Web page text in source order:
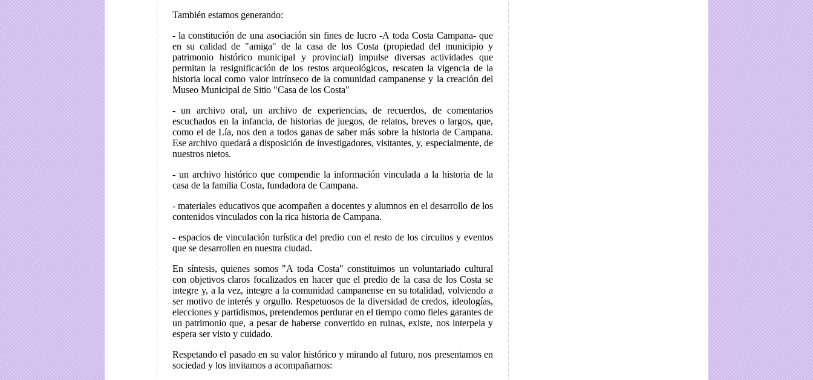
También estamos generando:
- la constitución de una asociación sin fines de lucro -A toda Costa Campana- que
en su calidad de "amiga" de la casa de los Costa (propiedad del municipio y
patrimonio histórico municipal y provincial) impulse diversas actividades que
permitan la resignificación de los restos arqueológicos, rescaten la vigencia de la
historia local como valor intrínseco de la comunidad campanense y la creación del
Museo Municipal de Sitio "Casa de los Costa"
- un archivo oral, un archivo de experiencias, de recuerdos, de comentarios
escuchados en la infancia, de historias de juegos, de relatos, breves o largos, que,
como el de Lía, nos den a todos ganas de saber más sobre la historia de Campana.
Ese archivo quedará a disposición de investigadores, visitantes, y, especialmente, de
nuestros nietos.
- un archivo histórico que compendie la información vinculada a la historia de la
casa de la familia Costa, fundadora de Campana.
- materiales educativos que acompañen a docentes y alumnos en el desarrollo de los
contenidos vinculados con la rica historia de Campana.
- espacios de vinculación turística del predio con el resto de los circuitos y eventos
que se desarrollen en nuestra ciudad.
En síntesis, quienes somos "A toda Costa" constituimos un voluntariado cultural
con objetivos claros focalizados en hacer que el predio de la casa de los Costa se
integre y, a la vez, integre a la comunidad campanense en su totalidad, volviendo a
ser motivo de interés y orgullo. Respetuosos de la diversidad de credos, ideologías,
elecciones y partidismos, pretendemos perdurar en el tiempo como fieles garantes de
un patrimonio que, a pesar de haberse convertido en ruinas, existe, nos interpela y
espera ser visto y cuidado.
Respetando el pasado en su valor histórico y mirando al futuro, nos presentamos en
sociedad y los invitamos a acompañarnos: